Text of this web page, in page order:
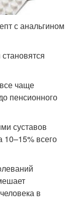
с анальгином
чаще
пенсионного
суставов
10–15% всего
в